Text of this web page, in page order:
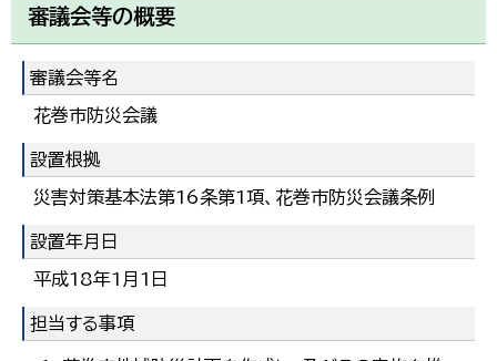
審議会等の概要
審議会等名
花巻市防災会議
設置根拠
災害対策基本法第16条第1項、花巻市防災会議条例
設置年月日
平成18年1月1日
担当する事項